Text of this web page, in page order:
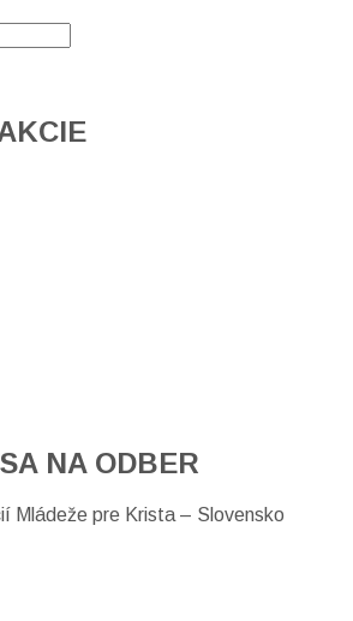
NA ODBER
Mládeže pre Krista – Slovensko